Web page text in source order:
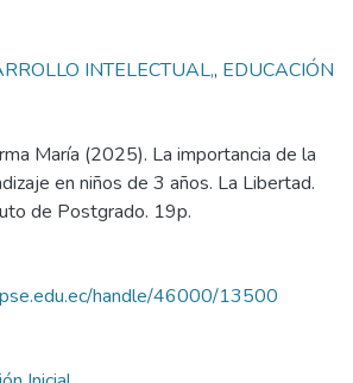
INTELECTUAL,, EDUCACIÓN
María (2025). La importancia de la
en niños de 3 años. La Libertad.
de Postgrado. 19p.
handle/46000/13500